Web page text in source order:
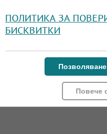
ПОЛИТИКА ЗА
БИСКВИТКИ
Повече